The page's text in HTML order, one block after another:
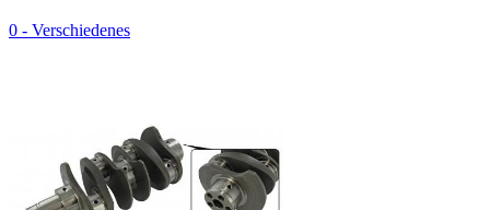
0 - Verschiedenes